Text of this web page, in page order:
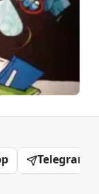
Telegram